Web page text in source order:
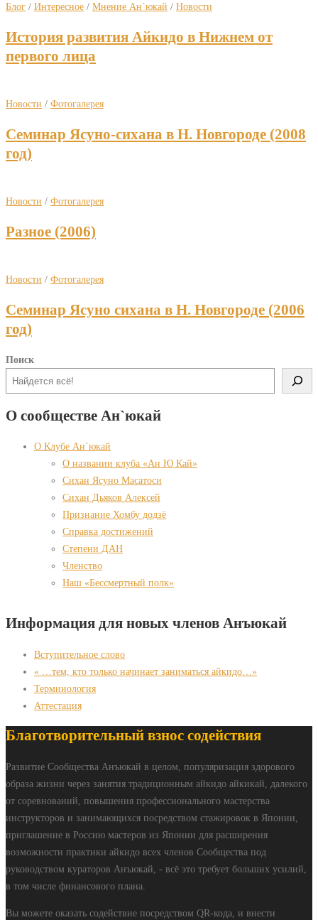
Блог / Интересное / Мнение Ан`юкай / Новости
История развития Айкидо в Нижнем от
первого лица
Новости / Фотогалерея
Семинар Ясуно-сихана в Н. Новгороде (2008
год)
Новости / Фотогалерея
Разное (2006)
Новости / Фотогалерея
Семинар Ясуно сихана в Н. Новгороде (2006
год)
Поиск
О сообществе Ан`юкай
О Клубе Ан`юкай
О названии клуба «Ан Ю Кай»
Сихан Ясуно Масатоси
Сихан Дьяков Алексей
Признание Хомбу додзё
Справка достижений
Степени ДАН
Членство
Наш «Бессмертный полк»
Информация для новых членов Анъюкай
Вступительное слово
« …тем, кто только начинает заниматься айкидо…»
Терминология
Аттестация
Благотворительный взнос содействия
Развитие Сообщества Анъюкай в целом, популяризация здорового
образа жизни через занятия традиционным айкидо айкикай, далекого
от соревнований, повышения профессионального мастерства
инструкторов и занимающихся посредством стажировок в Японии,
приглашение в Россию мастеров из Японии для расширения
возможности практики айкидо всех членов Сообщества под
руководством кураторов Анъюкай, - всё это требует больших усилий,
в том числе финансового плана.
Вы можете оказать содействие посредством QR-кода, и внести